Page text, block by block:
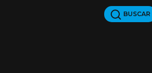
BUSCAR